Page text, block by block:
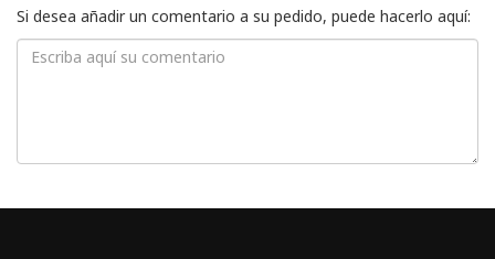
Si desea añadir un comentario a su pedido, puede hacerlo aquí: